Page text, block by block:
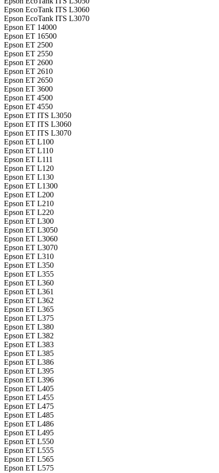
Epson EcoTank ITS L3060
Epson EcoTank ITS L3070
Epson ET 14000
Epson ET 16500
Epson ET 2500
Epson ET 2550
Epson ET 2600
Epson ET 2610
Epson ET 2650
Epson ET 3600
Epson ET 4500
Epson ET 4550
Epson ET ITS L3050
Epson ET ITS L3060
Epson ET ITS L3070
Epson ET L100
Epson ET L110
Epson ET L111
Epson ET L120
Epson ET L130
Epson ET L1300
Epson ET L200
Epson ET L210
Epson ET L220
Epson ET L300
Epson ET L3050
Epson ET L3060
Epson ET L3070
Epson ET L310
Epson ET L350
Epson ET L355
Epson ET L360
Epson ET L361
Epson ET L362
Epson ET L365
Epson ET L375
Epson ET L380
Epson ET L382
Epson ET L383
Epson ET L385
Epson ET L386
Epson ET L395
Epson ET L396
Epson ET L405
Epson ET L455
Epson ET L475
Epson ET L485
Epson ET L486
Epson ET L495
Epson ET L550
Epson ET L555
Epson ET L565
Epson ET L575